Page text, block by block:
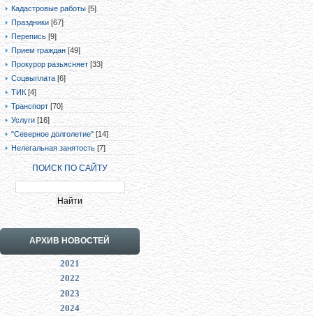
Кадастровые работы [5]
Праздники [67]
Перепись [9]
Прием граждан [49]
Прокурор разьясняет [33]
Соцвыплата [6]
ТИК [4]
Транспорт [70]
Услуги [16]
"Северное долголетие" [14]
Нелегальная занятость [7]
ПОИСК ПО САЙТУ
АРХИВ НОВОСТЕЙ
2021
2022
2023
2024